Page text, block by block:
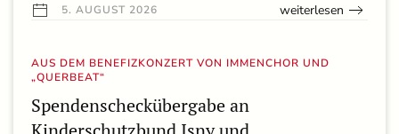
5. AUGUST 2026 weiterlesen
AUS DEM BENEFIZKONZERT VON IMMENCHOR UND
„QUERBEAT“
Spendenscheckübergabe an